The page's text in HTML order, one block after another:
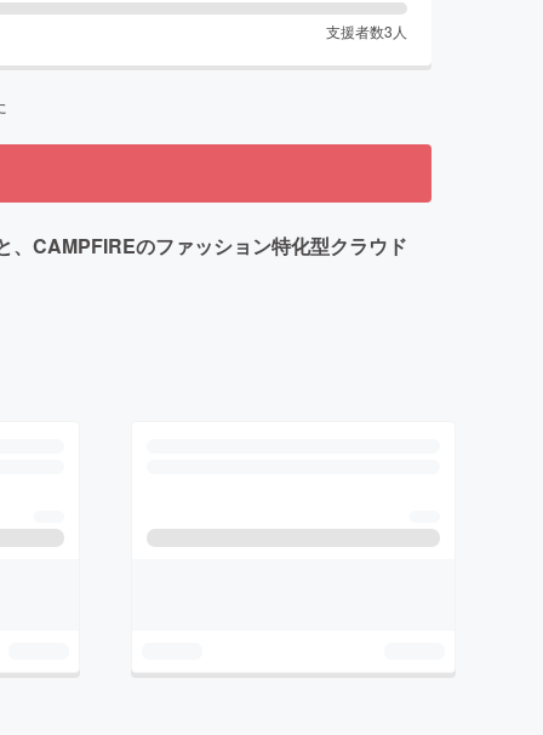
支援者数3 人
CAMPFIREのファッション特化型クラウド